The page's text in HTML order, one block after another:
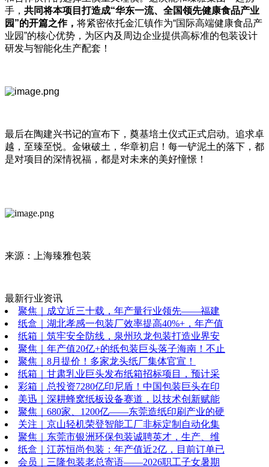
手， 共同将本项目打造成“华东一流、全国领先健康食品产业
园”的开篇之作， 将紧密依托金汇镇作为“国际高端健康食品产
业园”的核心优势，为区内及周边企业提供高标准的包装设计
研发与智能化生产配套！
最后在陶建兴书记的宣布下，奠基培土仪式正式启动。追求卓
越，至臻至悦。金锹破土，华章初启！每一铲泥土的落下，都
是对项目的深情祝福，都是对未来的美好憧憬！
来源：上海臻雅包装
最新行业资讯
聚焦｜成立近三十载，年产量行业领先——福建
纸盒｜湖北孝感一包装厂效率提高40%+，年产值
纸箱｜筑牢安全防线，泉州玖龙包装打造业界安
聚焦｜年产值20亿+的纸包装巨头落子海南！不止
聚焦｜8月提价！多家龙头纸厂集体官宣！
纸箱｜甘肃乳业巨头发布纸箱招标项目，预计采
彩箱｜总投资7280亿印尼盾！中国包装巨头在印
美迅｜深耕蜂窝纸板设备赛道，以技术创新赋能
聚焦｜680家、1200亿——东莞造纸印刷产业的硬
关注｜京山轻机荣登智能工厂非标定制自动化集
聚焦｜东莞市银洲环保包装诚聘英才，生产、维
纸盒｜江苏恒尚包装：年产值近2亿，目前订单已
会员｜三隆包装老总寄语——2026职工子女暑期